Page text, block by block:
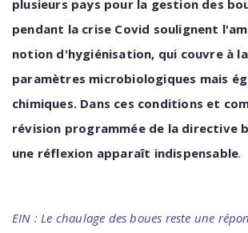
plusieurs pays pour la gestion des
pendant la crise Covid soulignent
notion d'hygiénisation, qui couvre à
paramètres microbiologiques mais
chimiques. Dans ces conditions et
révision programmée de la directive
une réflexion apparaît indispensable.
EIN : Le chaulage des boues reste une